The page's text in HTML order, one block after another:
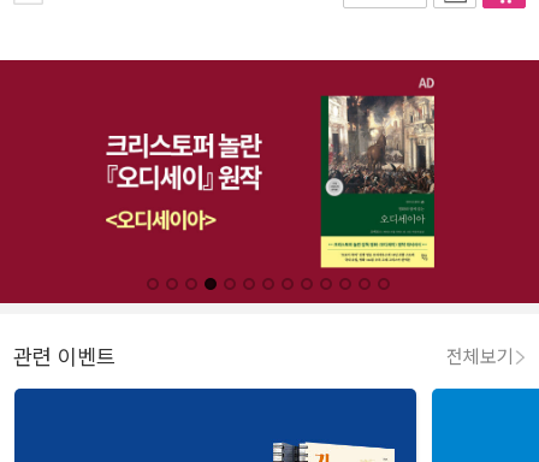
관련 이벤트 전체보기